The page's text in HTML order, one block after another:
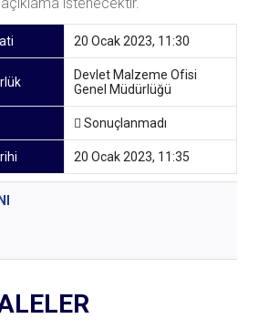
20 Ocak 2023, 11:30
Devlet Malzeme Ofisi
Genel Müdürlüğü
Sonuçlanmadı
20 Ocak 2023, 11:35